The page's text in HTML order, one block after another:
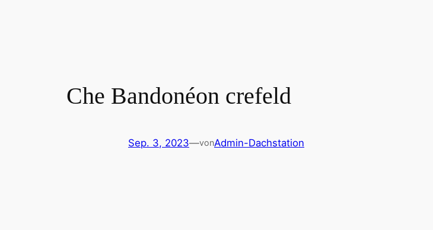
Che Bandonéon crefeld
Sep. 3, 2023—vonAdmin-Dachstation